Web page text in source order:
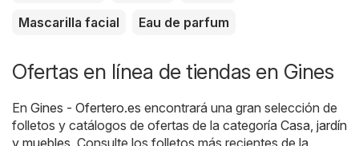
Mascarilla facial
Eau de parfum
Ofertas en línea de tiendas en Gines
En Gines - Ofertero.es encontrará una gran selección de
folletos y catálogos de ofertas de la categoría Casa, jardín